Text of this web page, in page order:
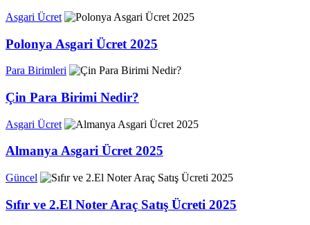
Asgari Ücret
Polonya Asgari Ücret 2025
Para Birimleri
Çin Para Birimi Nedir?
Asgari Ücret
Almanya Asgari Ücret 2025
Güncel
Sıfır ve 2.El Noter Araç Satış Ücreti 2025